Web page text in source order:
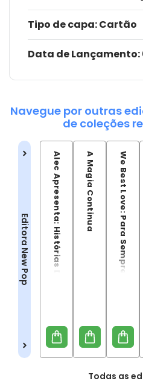
Tipo de capa:Cartão
Data de Lançamento:
Navegue por outras
de coleções
Editora New Pop Alec Apresenta: Histórias Diversas A Magia Continua We Best Love: Para Sempre o Número 1
Todas as